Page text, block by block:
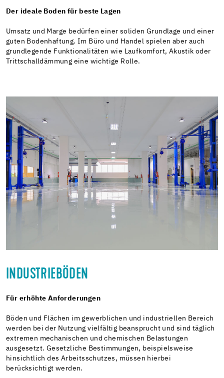
Der ideale Boden für beste Lagen
Umsatz und Marge bedürfen einer soliden Grundlage und einer
guten Bodenhaftung. Im Büro und Handel spielen aber auch
grundlegende Funktionalitäten wie Laufkomfort, Akustik oder
Trittschalldämmung eine wichtige Rolle.
INDUSTRIEBÖDEN
Für erhöhte Anforderungen
Böden und Flächen im gewerblichen und industriellen Bereich
werden bei der Nutzung vielfältig beansprucht und sind täglich
extremen mechanischen und chemischen Belastungen
ausgesetzt. Gesetzliche Bestimmungen, beispielsweise
hinsichtlich des Arbeitsschutzes, müssen hierbei
berücksichtigt werden.